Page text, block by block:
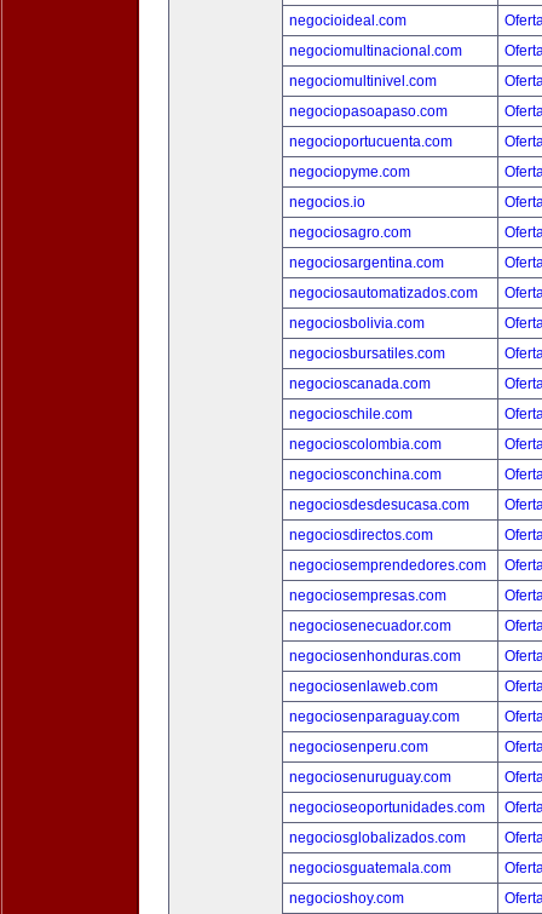
negocioideal.com
negociomultinacional.com
negociomultinivel.com
negociopasoapaso.com
negocioportucuenta.com
negociopyme.com
negocios.io
negociosagro.com
negociosargentina.com
negociosautomatizados.com
negociosbolivia.com
negociosbursatiles.com
negocioscanada.com
negocioschile.com
negocioscolombia.com
negociosconchina.com
negociosdesdesucasa.com
negociosdirectos.com
negociosemprendedores.com
negociosempresas.com
negociosenecuador.com
negociosenhonduras.com
negociosenlaweb.com
negociosenparaguay.com
negociosenperu.com
negociosenuruguay.com
negocioseoportunidades.com
negociosglobalizados.com
negociosguatemala.com
negocioshoy.com